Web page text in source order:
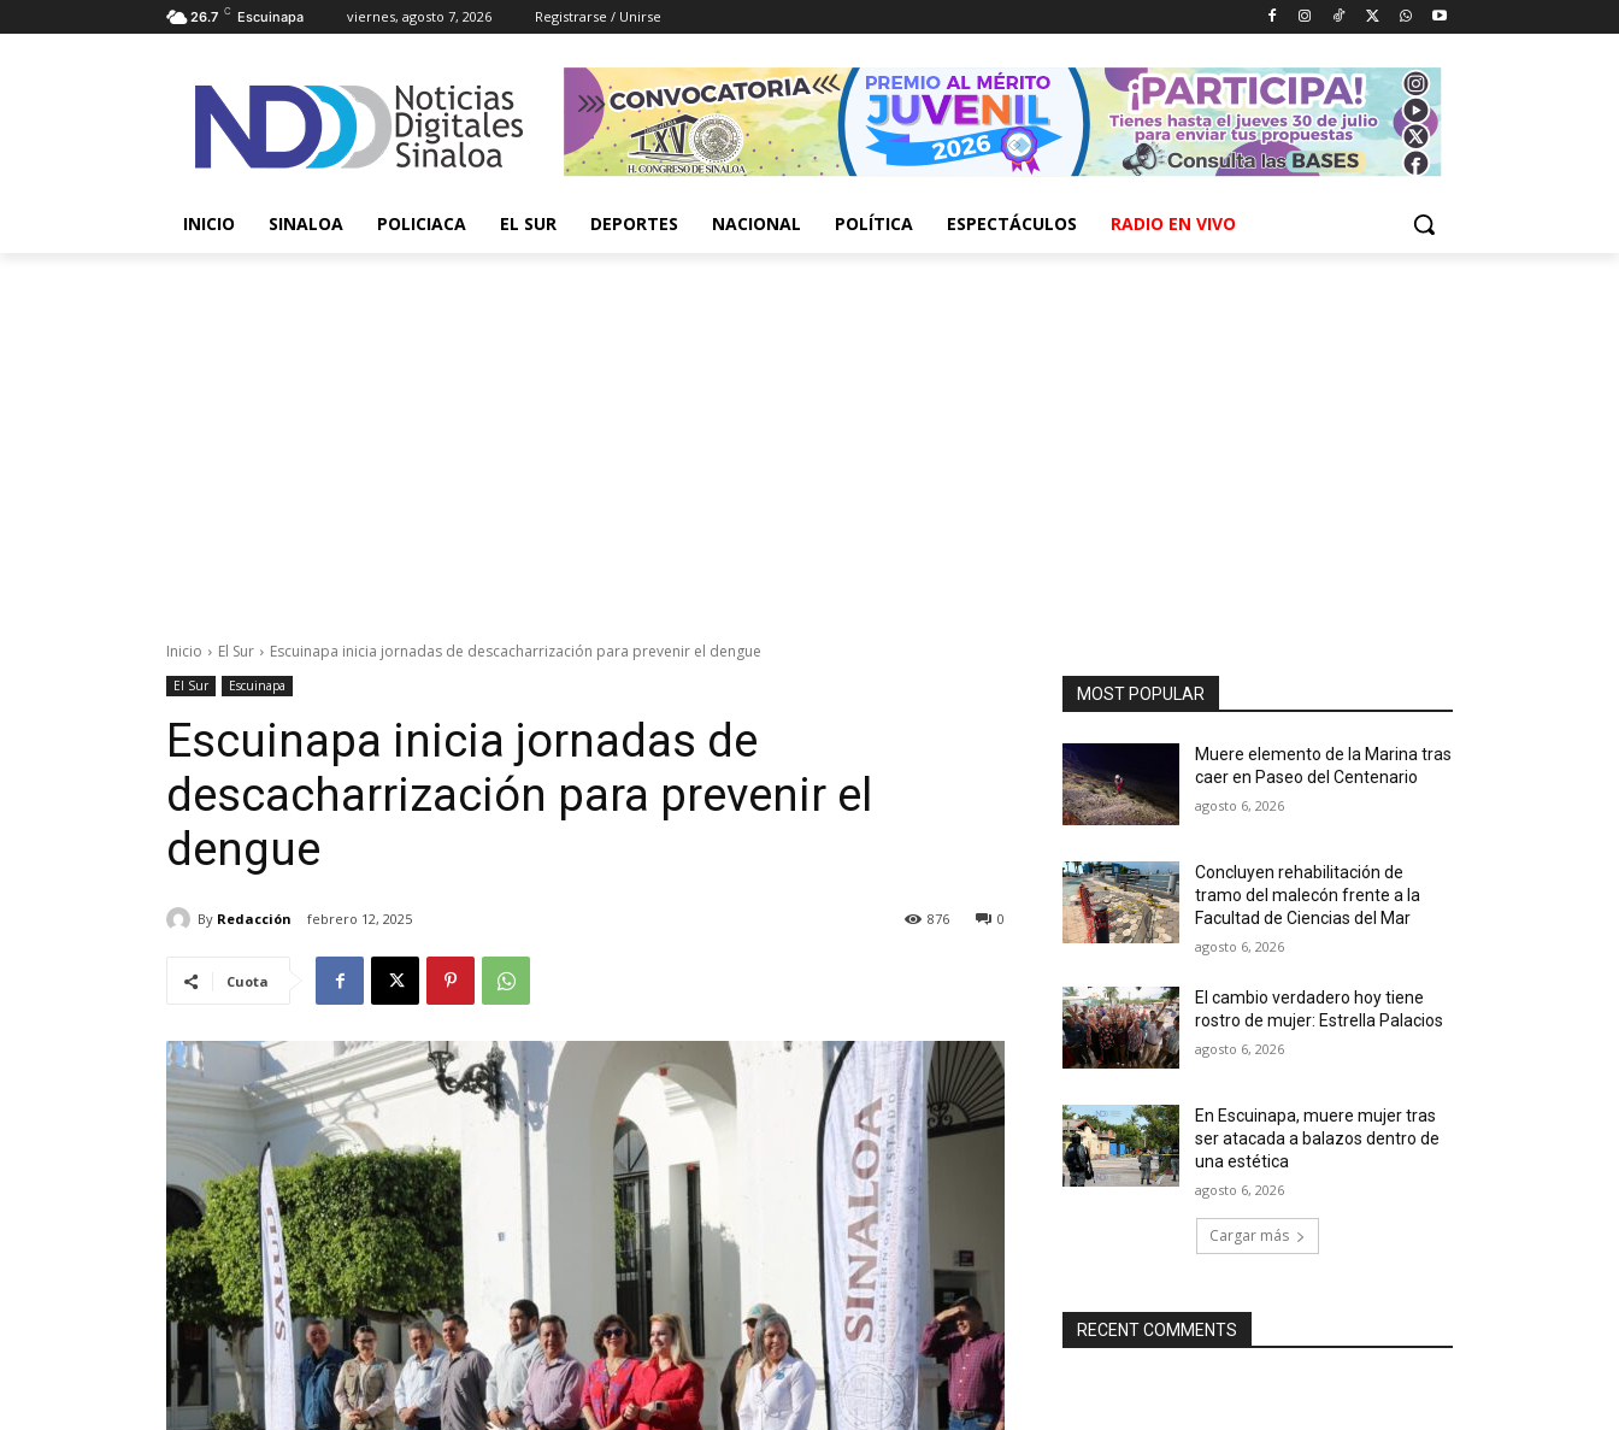
26.7 C Escuinapa viernes, agosto 7, 2026 Registrarse / Unirse
INICIO SINALOA POLICIACA EL SUR DEPORTES NACIONAL POLÍTICA ESPECTÁCULOS RADIO EN VIVO
Inicio El Sur Escuinapa inicia jornadas de descacharrización para prevenir el dengue
El Sur Escuinapa
Escuinapa inicia jornadas de
descacharrización para prevenir el
dengue
By Redacción febrero 12, 2025 0
876
Cuota
MOST POPULAR
Muere elemento de la Marina tras
caer en Paseo del Centenario
agosto 6, 2026
Concluyen rehabilitación de
tramo del malecón frente a la
Facultad de Ciencias del Mar
agosto 6, 2026
El cambio verdadero hoy tiene
rostro de mujer: Estrella Palacios
agosto 6, 2026
En Escuinapa, muere mujer tras
ser atacada a balazos dentro de
una estética
agosto 6, 2026
Cargar más
RECENT COMMENTS